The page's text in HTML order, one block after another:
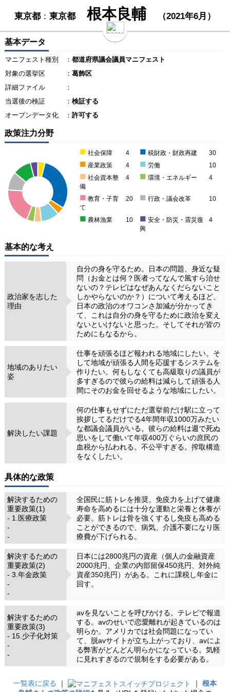
東京都：東京都 根本良輔 （2021年6月）
基本データ
マニフェスト種別 ： 都道府県議会議員マニフェスト
対象の選挙区
： 葛飾区
詳細ファイル
：
当選後の検証
： 検証する
オープンデータ化
： 許可する
政策注力分野
■ 社会保障 4 ■ 税財政・財政再建 30
■ 産業政策 4 ■ 労働 10
■ 社会資本整
備
4 ■ 環境・エネルギー 4
■ 教育・子育
て
20 ■ 行政・議会改革 10
■ 農林漁業 10 ■ 安全・防災・震災復
興
4
基本的な考え
政治家を志した
理由
自分の身を守るため。日本の問題、身近な疑
問（お金とは何？医者ってなんで風すら治せ
ないの？テレビはなぜあんなくだらないこと
しかやらないのか？）について考えるほど、
日本の政治のオワコンさ加減が分かってき
て、これは自分の身を守るために政治を変え
ないといけないと思った。そしてそれが皆の
ためにもなるから。
地域のありたい
姿
仕事を頑張るほど報われる地域にしたい。そ
して地域が頑張る人間を応援するシステムを
作りたい。何もしなくても高級取りの議員が
多すぎるので彼らの給料は減らして頑張る人
間にそのお金を回せるような地域にしたい。
解決したい課題
何の仕事もせずにただ選挙前だけ駅に立って
挨拶してるだけでる4年間年収1000万みたい
な都議会議員がいる。彼らの給料は週で死ぬ
思いをして働いて年収400万ぐらいの庶民の
血税から払われる。不公平すぎる。搾取構造
をなくしたい。
具体的な政策
解決するための
重要政策(1)
- 1.医療政策
-
-
全国民に筋トレを推奨。免疫力を上げて健康
寿命を高めるには十分な運動と栄養と休養が
必要。筋トレは骨を強くするし免疫も高める
ことができるので、病気、介護不要になり医
療費が下げられる。
解決するための
重要政策(2)
- 3.年金政策
-
-
日本には2800兆円の資産（個人の金融資産
2000兆円、企業の内部留保450兆円、対外純
資産350兆円）がある。これに課税し年金に
回す。
解決するための
重要政策(3)
- 15.少子化対策
-
-
avを見ないことを呼びかける。テレビで報道
する。avのせいで恋愛離れが起きているのは
明らか。アメリカでは社会問題になってい
て、脱avサイトが立ち上がっており、avによ
る弊害がどんどん明らかになっている。気軽
に見れすぎるので規制をする必要がある。
一覧表に戻る ｜ ｜ 根本